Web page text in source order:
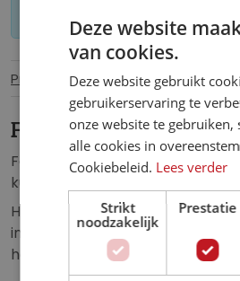
Productinformatie
Fotobehang tijger
Fotobehang van een tijger in
kunstwerk.
Het fotobehang van de tijger is
in de: woonkamer, slaapkamer,
hobbyruimte of iedere andere
Deze website
van cookies.
Deze website gebruikt
gebruikerservaring te
onze website te
alle cookies in
Cookiebeleid. Lees verder
Strikt
noodzakelijk
Prestatie